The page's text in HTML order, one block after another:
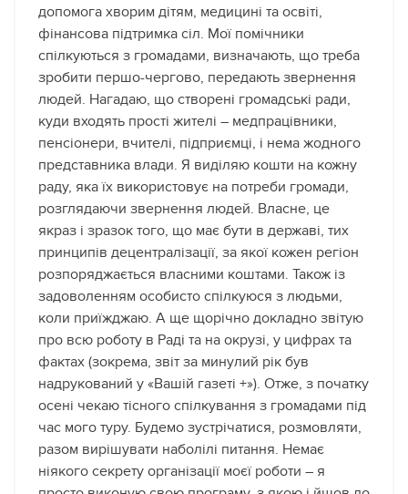
допомога хворим дітям, медицині та освіті,
фінансова підтримка сіл. Мої помічники
спілкуються з громадами, визначають, що треба
зробити першо-чергово, передають звернення
людей. Нагадаю, що створені громадські ради,
куди входять прості жителі – медпрацівники,
пенсіонери, вчителі, підприємці, і нема жодного
представника влади. Я виділяю кошти на кожну
раду, яка їх використовує на потреби громади,
розглядаючи звернення людей. Власне, це
якраз і зразок того, що має бути в державі, тих
принципів децентралізації, за якої кожен регіон
розпоряджається власними коштами. Також із
задоволенням особисто спілкуюся з людьми,
коли приїжджаю. А ще щорічно докладно звітую
про всю роботу в Раді та на окрузі, у цифрах та
фактах (зокрема, звіт за минулий рік був
надрукований у «Вашій газеті +»). Отже, з початку
осені чекаю тісного спілкування з громадами під
час мого туру. Будемо зустрічатися, розмовляти,
разом вирішувати наболілі питання. Немає
ніякого секрету організації моєї роботи – я